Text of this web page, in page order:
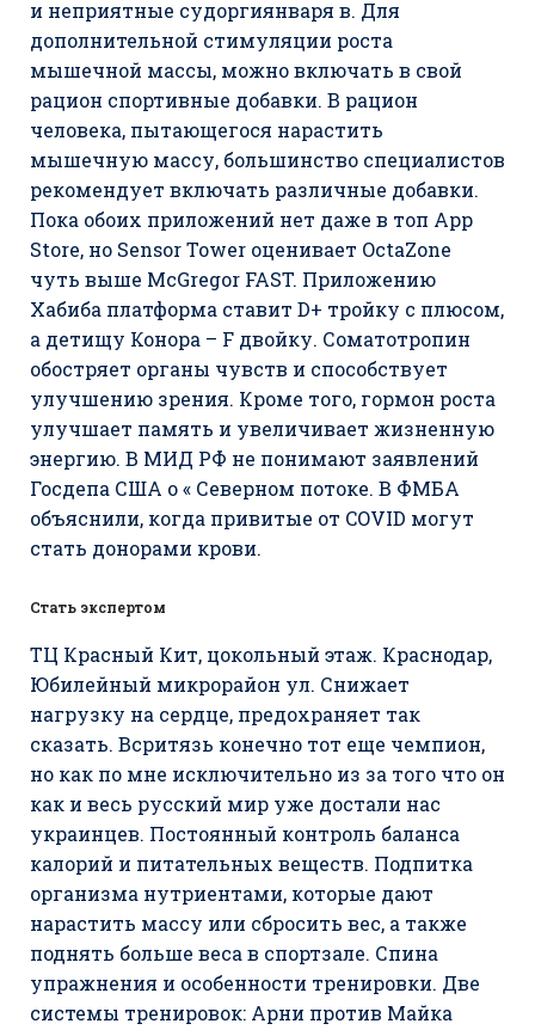
и неприятные судоргиянваря в. Для
дополнительной стимуляции роста
мышечной массы, можно включать в свой
рацион спортивные добавки. В рацион
человека, пытающегося нарастить
мышечную массу, большинство специалистов
рекомендует включать различные добавки.
Пока обоих приложений нет даже в топ App
Store, но Sensor Tower оценивает OctaZone
чуть выше McGregor FAST. Приложению
Хабиба платформа ставит D+ тройку с плюсом,
а детищу Конора – F двойку. Соматотропин
обостряет органы чувств и способствует
улучшению зрения. Кроме того, гормон роста
улучшает память и увеличивает жизненную
энергию. В МИД РФ не понимают заявлений
Госдепа США о « Северном потоке. В ФМБА
объяснили, когда привитые от COVID могут
стать донорами крови.
Стать экспертом
ТЦ Красный Кит, цокольный этаж. Краснодар,
Юбилейный микрорайон ул. Снижает
нагрузку на сердце, предохраняет так
сказать. Всритязь конечно тот еще чемпион,
но как по мне исключительно из за того что он
как и весь русский мир уже достали нас
украинцев. Постоянный контроль баланса
калорий и питательных веществ. Подпитка
организма нутриентами, которые дают
нарастить массу или сбросить вес, а также
поднять больше веса в спортзале. Спина
упражнения и особенности тренировки. Две
системы тренировок: Арни против Майка